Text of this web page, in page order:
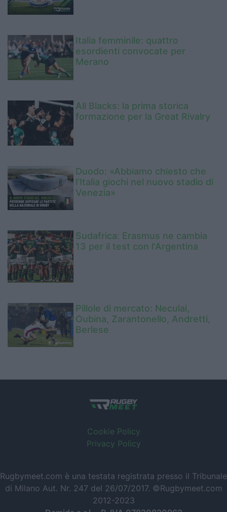
Italia femminile: quattro
esordienti convocate per
Merano
All Blacks: la prima storica
formazione per la Great Rivalry
Duodo: «Abbiamo chiesto che
l’Italia giochi nel nuovo stadio di
Venezia»
Sudafrica: Erasmus ne cambia
13 per il test con l'Argentina
Pillole di mercato: Neculai,
Oubina, Zarantonello, Andretti,
Berlese
Cookie Policy
Privacy Policy
Rugbymeet.com è una testata registrata presso il Tribunale
di Milano Aut. Nr. 247 del 26/07/2017. ©Rugbymeet.com
2012-2023